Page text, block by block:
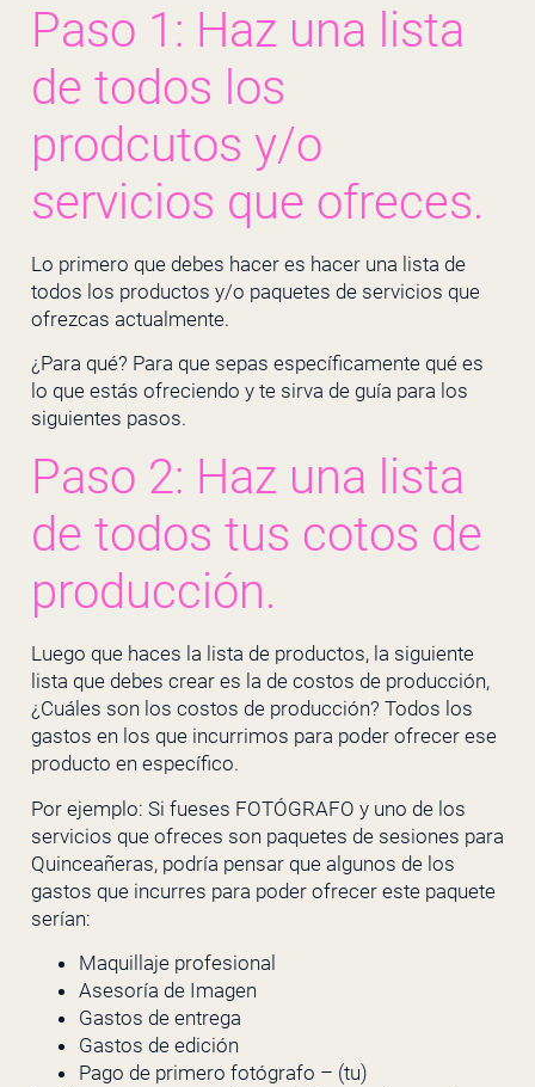
Paso 1: Haz una lista
de todos los
prodcutos y/o
servicios que ofreces.
Lo primero que debes hacer es hacer una lista de
todos los productos y/o paquetes de servicios que
ofrezcas actualmente.
¿Para qué? Para que sepas específicamente qué es
lo que estás ofreciendo y te sirva de guía para los
siguientes pasos.
Paso 2: Haz una lista
de todos tus cotos de
producción.
Luego que haces la lista de productos, la siguiente
lista que debes crear es la de costos de producción,
¿Cuáles son los costos de producción? Todos los
gastos en los que incurrimos para poder ofrecer ese
producto en específico.
Por ejemplo: Si fueses FOTÓGRAFO y uno de los
servicios que ofreces son paquetes de sesiones para
Quinceañeras, podría pensar que algunos de los
gastos que incurres para poder ofrecer este paquete
serían:
Maquillaje profesional
Asesoría de Imagen
Gastos de entrega
Gastos de edición
Pago de primero fotógrafo – (tu)